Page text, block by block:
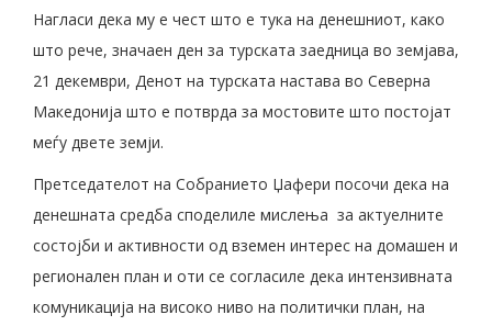
Нагласи дека му е чест што е тука на денешниот, како
што рече, значаен ден за турската заедница во земјава,
21 декември, Денот на турската настава во Северна
Македонија што е потврда за мостовите што постојат
меѓу двете земји.
Претседателот на Собранието Џафери посочи дека на
денешната средба споделиле мислења за актуелните
состојби и активности од вземен интерес на домашен и
регионален план и оти се согласиле дека интензивната
комуникација на високо ниво на политички план, на